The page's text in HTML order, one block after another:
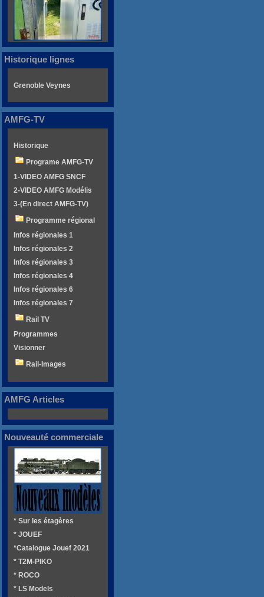
Historique lignes
Grenoble Veynes
AMFG-TV
Historique
Programe AMFG-TV
1-VIDEO AMFG SNCF
2-VIDEO AMFG Modélis
3-(En direct AMFG-TV)
Programme régional
Infos régionales 1
Infos régionales 2
Infos régionales 3
Infos régionales 4
Infos régionales 6
Infos régionales 7
Rail TV
Programmes
Visionner
Rail-Images
AMFG Articles
Nouveauté commerciale
* Sur les étagères
* JOUEF
*Catalogue Jouef 2021
* T2M-PIKO
* ROCO
* LS Models